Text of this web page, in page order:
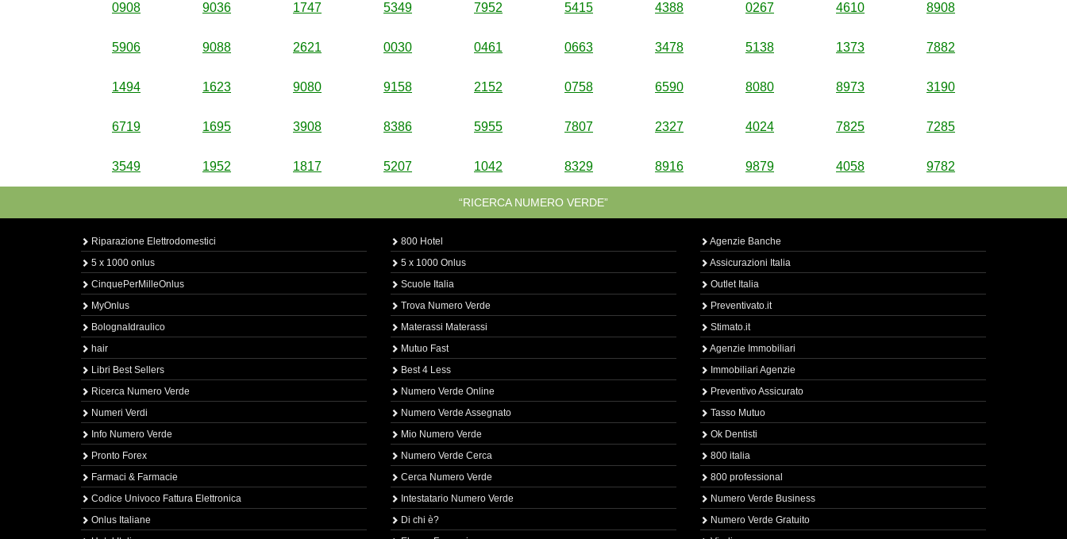
0908 9036 1747 5349 7952 5415 4388 0267 4610 8908
5906 9088 2621 0030 0461 0663 3478 5138 1373 7882
1494 1623 9080 9158 2152 0758 6590 8080 8973 3190
6719 1695 3908 8386 5955 7807 2327 4024 7825 7285
3549 1952 1817 5207 1042 8329 8916 9879 4058 9782
“RICERCA NUMERO VERDE”
Riparazione Elettrodomestici
5 x 1000 onlus
CinquePerMilleOnlus
MyOnlus
BolognaIdraulico
hair
Libri Best Sellers
Ricerca Numero Verde
Numeri Verdi
Info Numero Verde
Pronto Forex
Farmaci & Farmacie
Codice Univoco Fattura Elettronica
Onlus Italiane
800 Hotel
5 x 1000 Onlus
Scuole Italia
Trova Numero Verde
Materassi Materassi
Mutuo Fast
Best 4 Less
Numero Verde Online
Numero Verde Assegnato
Mio Numero Verde
Numero Verde Cerca
Cerca Numero Verde
Intestatario Numero Verde
Di chi è?
Agenzie Banche
Assicurazioni Italia
Outlet Italia
Preventivato.it
Stimato.it
Agenzie Immobiliari
Immobiliari Agenzie
Preventivo Assicurato
Tasso Mutuo
Ok Dentisti
800 italia
800 professional
Numero Verde Business
Numero Verde Gratuito